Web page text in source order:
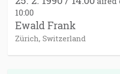
10:00
Ewald Frank
Zürich, Switzerland